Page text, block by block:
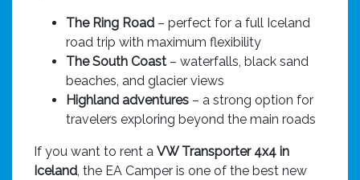
The Ring Road – perfect for a full Iceland
road trip with maximum flexibility
The South Coast – waterfalls, black sand
beaches, and glacier views
Highland adventures – a strong option for
travelers exploring beyond the main roads
If you want to rent a VW Transporter 4x4 in
Iceland, the EA Camper is one of the best new